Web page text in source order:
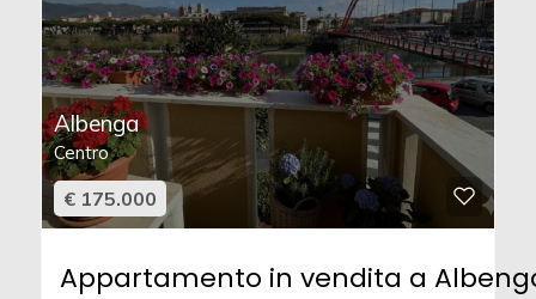
Albenga
Centro
€ 175.000
Appartamento in vendita a